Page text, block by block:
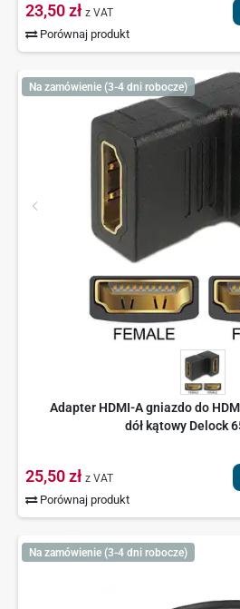
23,50 zł z VAT
Porównaj produkt
Na zamówienie (3-4 dni robocze)
Adapter HDMI-A gniazdo do
dół kątowy Delock
25,50 zł z VAT
Porównaj produkt
Na zamówienie (3-4 dni robocze)